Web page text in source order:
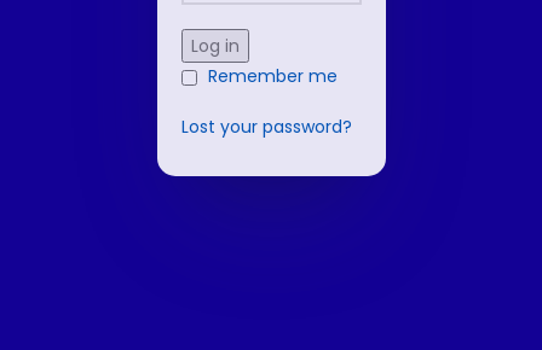
Log in
Remember me
Lost your password?